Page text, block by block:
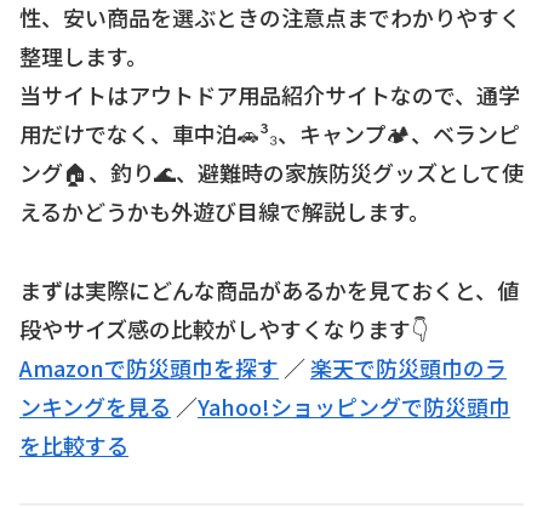
性、安い商品を選ぶときの注意点までわかりやすく
整理します。
当サイトはアウトドア用品紹介サイトなので、通学
用だけでなく、車中泊🚗³₃、キャンプ🏕、ベランピ
ング🏠、釣り🌊、避難時の家族防災グッズとして使
えるかどうかも外遊び目線で解説します。
まずは実際にどんな商品があるかを見ておくと、値
段やサイズ感の比較がしやすくなります👇
Amazonで防災頭巾を探す ／楽天で防災頭巾のラ
ンキングを見る ／Yahoo!ショッピングで防災頭巾
を比較する